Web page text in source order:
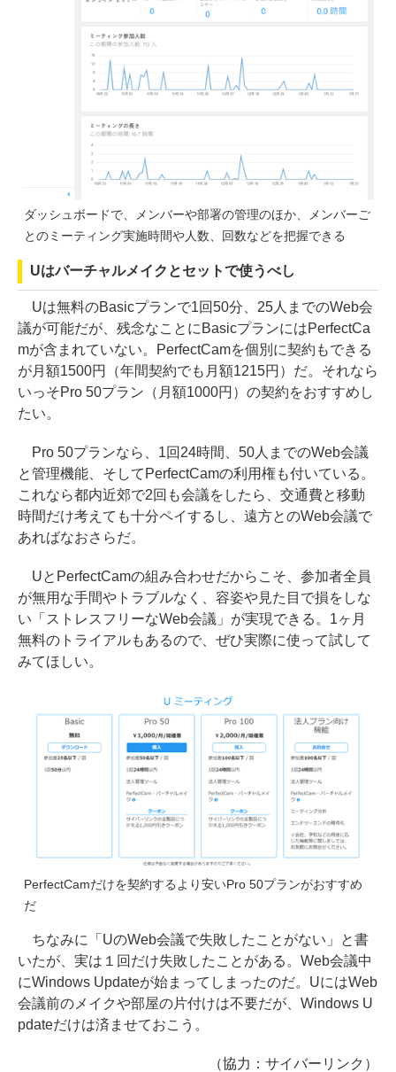
ダッシュボードで、メンバーや部署の管理のほか、メンバーご
とのミーティング実施時間や人数、回数などを把握できる
Uはバーチャルメイクとセットで使うべし
Uは無料のBasicプランで1回50分、25人までのWeb会
議が可能だが、残念なことにBasicプランにはPerfectCa
mが含まれていない。PerfectCamを個別に契約もできる
が月額1500円（年間契約でも月額1215円）だ。それなら
いっそPro 50プラン（月額1000円）の契約をおすすめし
たい。
Pro 50プランなら、1回24時間、50人までのWeb会議
と管理機能、そしてPerfectCamの利用権も付いている。
これなら都内近郊で2回も会議をしたら、交通費と移動
時間だけ考えても十分ペイするし、遠方とのWeb会議で
あればなおさらだ。
UとPerfectCamの組み合わせだからこそ、参加者全員
が無用な手間やトラブルなく、容姿や見た目で損をしな
い「ストレスフリーなWeb会議」が実現できる。1ヶ月
無料のトライアルもあるので、ぜひ実際に使って試して
みてほしい。
PerfectCamだけを契約するより安いPro 50プランがおすすめ
だ
ちなみに「UのWeb会議で失敗したことがない」と書
いたが、実は１回だけ失敗したことがある。Web会議中
にWindows Updateが始まってしまったのだ。UにはWeb
会議前のメイクや部屋の片付けは不要だが、Windows U
pdateだけは済ませておこう。
（協力：サイバーリンク）